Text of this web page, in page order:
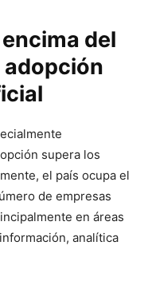
del
adopción
supera los
el país ocupa el
de empresas
en áreas
analítica